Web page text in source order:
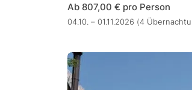
Ab 807,00 € pro Person
04.10. – 01.11.2026 (4